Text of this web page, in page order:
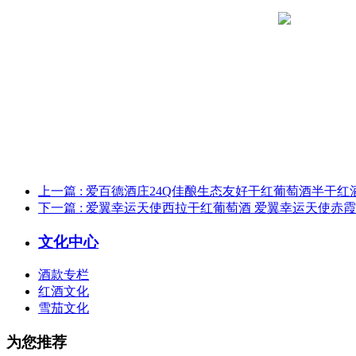
上一篇 : 爱百德酒庄24Q佳酿生态友好干红葡萄酒半干红
下一篇 : 爱翼幸运天使西拉干红葡萄酒 爱翼幸运天使赤
文化中心
酒款专栏
红酒文化
雪茄文化
为您推荐